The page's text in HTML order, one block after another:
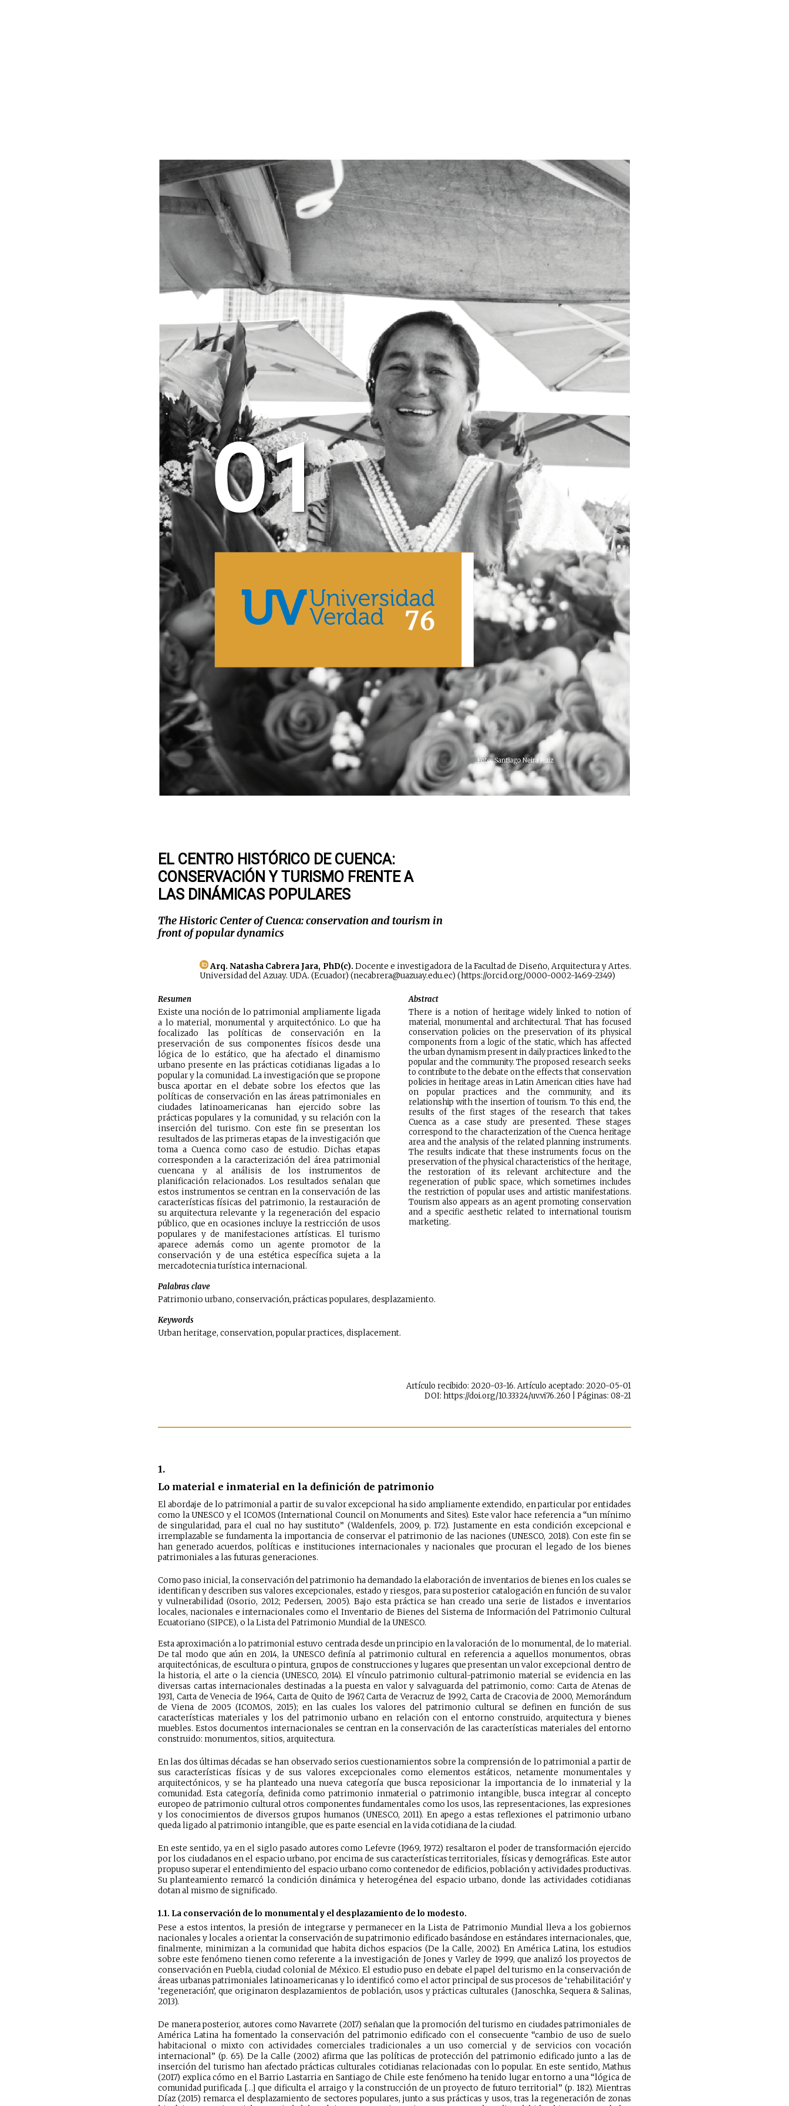
EL CENTRO HISTÓRICO DE CUENCA:
CONSERVACIÓN Y TURISMO FRENTE A
LAS DINÁMICAS POPULARES
The Historic Center of Cuenca: conservation and tourism in
front of popular dynamics
Arq. Natasha Cabrera Jara, PhD(c). Docente e investigadora de la Facultad de Diseño, Arquitectura y Artes.
Universidad del Azuay. UDA. (Ecuador) (necabrera@uazuay.edu.ec) (https://orcid.org/0000-0002-1469-2349)
Resumen
Existe una noción de lo patrimonial ampliamente ligada
a lo material, monumental y arquitectónico. Lo que ha
focalizado las políticas de conservación en la
preservación de sus componentes físicos desde una
lógica de lo estático, que ha afectado el dinamismo
urbano presente en las prácticas cotidianas ligadas a lo
popular y la comunidad. La investigación que se propone
busca aportar en el debate sobre los efectos que las
políticas de conservación en las áreas patrimoniales en
ciudades latinoamericanas han ejercido sobre las
prácticas populares y la comunidad, y su relación con la
inserción del turismo. Con este fin se presentan los
resultados de las primeras etapas de la investigación que
toma a Cuenca como caso de estudio. Dichas etapas
corresponden a la caracterización del área patrimonial
cuencana y al análisis de los instrumentos de
planificación relacionados. Los resultados señalan que
estos instrumentos se centran en la conservación de las
características físicas del patrimonio, la restauración de
su arquitectura relevante y la regeneración del espacio
público, que en ocasiones incluye la restricción de usos
populares y de manifestaciones artísticas. El turismo
aparece además como un agente promotor de la
conservación y de una estética específica sujeta a la
mercadotecnia turística internacional.
Abstract
There is a notion of heritage widely linked to notion of
material, monumental and architectural. That has focused
conservation policies on the preservation of its physical
components from a logic of the static, which has affected
the urban dynamism present in daily practices linked to the
popular and the community. The proposed research seeks
to contribute to the debate on the effects that conservation
policies in heritage areas in Latin American cities have had
on popular practices and the community, and its
relationship with the insertion of tourism. To this end, the
results of the first stages of the research that takes
Cuenca as a case study are presented. These stages
correspond to the characterization of the Cuenca heritage
area and the analysis of the related planning instruments.
The results indicate that these instruments focus on the
preservation of the physical characteristics of the heritage,
the restoration of its relevant architecture and the
regeneration of public space, which sometimes includes
the restriction of popular uses and artistic manifestations.
Tourism also appears as an agent promoting conservation
and a specific aesthetic related to international tourism
marketing.
Palabras clave
Patrimonio urbano, conservación, prácticas populares, desplazamiento.
Keywords
Urban heritage, conservation, popular practices, displacement.
Artículo recibido: 2020-03-16. Artículo aceptado: 2020-05-01
DOI: https://doi.org/10.33324/uv.vi76.260 | Páginas: 08-21
1.
Lo material e inmaterial en la definición de patrimonio
El abordaje de lo patrimonial a partir de su valor excepcional ha sido ampliamente extendido, en particular por entidades
como la UNESCO y el ICOMOS (International Council on Monuments and Sites). Este valor hace referencia a “un mínimo
de singularidad, para el cual no hay sustituto” (Waldenfels, 2009, p. 172). Justamente en esta condición excepcional e
irremplazable se fundamenta la importancia de conservar el patrimonio de las naciones (UNESCO, 2018). Con este fin se
han generado acuerdos, políticas e instituciones internacionales y nacionales que procuran el legado de los bienes
patrimoniales a las futuras generaciones.
Como paso inicial, la conservación del patrimonio ha demandado la elaboración de inventarios de bienes en los cuales se
identifican y describen sus valores excepcionales, estado y riesgos, para su posterior catalogación en función de su valor
y vulnerabilidad (Osorio, 2012; Pedersen, 2005). Bajo esta práctica se han creado una serie de listados e inventarios
locales, nacionales e internacionales como el Inventario de Bienes del Sistema de Información del Patrimonio Cultural
Ecuatoriano (SIPCE), o la Lista del Patrimonio Mundial de la UNESCO.
Esta aproximación a lo patrimonial estuvo centrada desde un principio en la valoración de lo monumental, de lo material.
De tal modo que aún en 2014, la UNESCO definía al patrimonio cultural en referencia a aquellos monumentos, obras
arquitectónicas, de escultura o pintura, grupos de construcciones y lugares que presentan un valor excepcional dentro de
la historia, el arte o la ciencia (UNESCO, 2014). El vínculo patrimonio cultural-patrimonio material se evidencia en las
diversas cartas internacionales destinadas a la puesta en valor y salvaguarda del patrimonio, como: Carta de Atenas de
1931, Carta de Venecia de 1964, Carta de Quito de 1967, Carta de Veracruz de 1992, Carta de Cracovia de 2000, Memorándum
de Viena de 2005 (ICOMOS, 2015); en las cuales los valores del patrimonio cultural se definen en función de sus
características materiales y los del patrimonio urbano en relación con el entorno construido, arquitectura y bienes
muebles. Estos documentos internacionales se centran en la conservación de las características materiales del entorno
construido: monumentos, sitios, arquitectura.
En las dos últimas décadas se han observado serios cuestionamientos sobre la comprensión de lo patrimonial a partir de
sus características físicas y de sus valores excepcionales como elementos estáticos, netamente monumentales y
arquitectónicos, y se ha planteado una nueva categoría que busca reposicionar la importancia de lo inmaterial y la
comunidad. Esta categoría, definida como patrimonio inmaterial o patrimonio intangible, busca integrar al concepto
europeo de patrimonio cultural otros componentes fundamentales como los usos, las representaciones, las expresiones
y los conocimientos de diversos grupos humanos (UNESCO, 2011). En apego a estas reflexiones el patrimonio urbano
queda ligado al patrimonio intangible, que es parte esencial en la vida cotidiana de la ciudad.
En este sentido, ya en el siglo pasado autores como Lefevre (1969, 1972) resaltaron el poder de transformación ejercido
por los ciudadanos en el espacio urbano, por encima de sus características territoriales, físicas y demográficas. Este autor
propuso superar el entendimiento del espacio urbano como contenedor de edificios, población y actividades productivas.
Su planteamiento remarcó la condición dinámica y heterogénea del espacio urbano, donde las actividades cotidianas
dotan al mismo de significado.
1.1. La conservación de lo monumental y el desplazamiento de lo modesto.
Pese a estos intentos, la presión de integrarse y permanecer en la Lista de Patrimonio Mundial lleva a los gobiernos
nacionales y locales a orientar la conservación de su patrimonio edificado basándose en estándares internacionales, que,
finalmente, minimizan a la comunidad que habita dichos espacios (De la Calle, 2002). En América Latina, los estudios
sobre este fenómeno tienen como referente a la investigación de Jones y Varley de 1999, que analizó los proyectos de
conservación en Puebla, ciudad colonial de México. El estudio puso en debate el papel del turismo en la conservación de
áreas urbanas patrimoniales latinoamericanas y lo identificó como el actor principal de sus procesos de ‘rehabilitación’ y
‘regeneración’, que originaron desplazamientos de población, usos y prácticas culturales (Janoschka, Sequera & Salinas,
2013).
De manera posterior, autores como Navarrete (2017) señalan que la promoción del turismo en ciudades patrimoniales de
América Latina ha fomentado la conservación del patrimonio edificado con el consecuente “cambio de uso de suelo
habitacional o mixto con actividades comerciales tradicionales a un uso comercial y de servicios con vocación
internacional” (p. 65). De la Calle (2002) afirma que las políticas de protección del patrimonio edificado junto a las de
inserción del turismo han afectado prácticas culturales cotidianas relacionadas con lo popular. En este sentido, Mathus
(2017) explica cómo en el Barrio Lastarria en Santiago de Chile este fenómeno ha tenido lugar en torno a una “lógica de
comunidad purificada […] que dificulta el arraigo y la construcción de un proyecto de futuro territorial” (p. 182). Mientras
Díaz (2015) remarca el desplazamiento de sectores populares, junto a sus prácticas y usos, tras la regeneración de zonas